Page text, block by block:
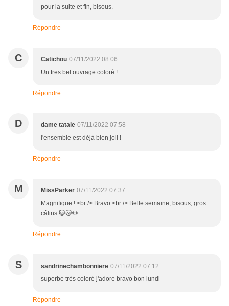
pour la suite et fin, bisous.
Répondre
C Catichou 07/11/2022 08:06
Un tres bel ouvrage coloré !
Répondre
D dame tatale 07/11/2022 07:58
l'ensemble est déjà bien joli !
Répondre
M MissParker 07/11/2022 07:37
Magnifique ! <br /> Bravo.<br /> Belle semaine, bisous, gros
câlins 😺🐱🐶
Répondre
S sandrinechambonniere 07/11/2022 07:12
superbe très coloré j'adore bravo bon lundi
Répondre